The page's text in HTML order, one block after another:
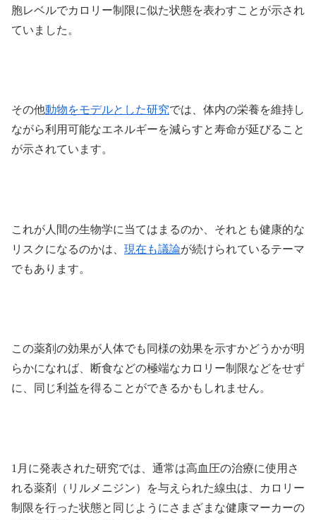
胞レベルでカロリー制限に似た状態を表わすことが示され
ていました。
その他動物をモデルとした研究では、体内の栄養を維持し
ながら利用可能なエネルギーを減らすと寿命が延びること
が示されています。
これが人間の生物学に当てはまるのか、それとも健康的な
リスクになるのかは、 現在も議論が続けられているテーマ
でもあります。
この薬剤の効果が人体でも同様の効果を示すかどうかが明
らかになれば、断食などの極端なカロリー制限などをせず
に、同じ利益を得ることができるかもしれません。
1月に発表された研究では、通常は高血圧の治療に使用さ
れる薬剤（リルメニジン）を与えられた線虫は、カロリー
制限を行った状態と同じようにさまざまな健康マーカーの